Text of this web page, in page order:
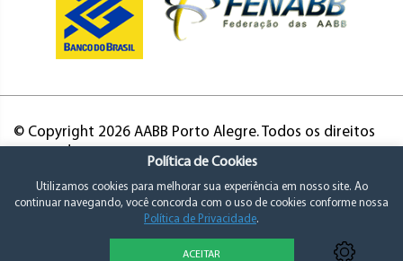
© Copyright 2026 AABB Porto Alegre. Todos os direitos
Política de Cookies
Utilizamos cookies para melhorar sua experiência em nosso site. Ao
continuar navegando, você concorda com o uso de cookies conforme nossa
Política de Privacidade.
ACEITAR